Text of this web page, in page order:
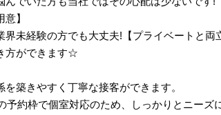
】
未経験の方でも大丈夫!【プライベートと両
方ができます☆
築きやすく丁寧な接客ができます。
予約枠で個室対応のため、しっかりとニーズ